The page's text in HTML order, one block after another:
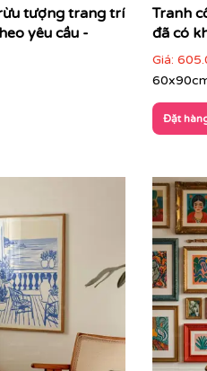
tượng trang trí
yêu cầu -
Tranh
đã có
Giá:
Đặt